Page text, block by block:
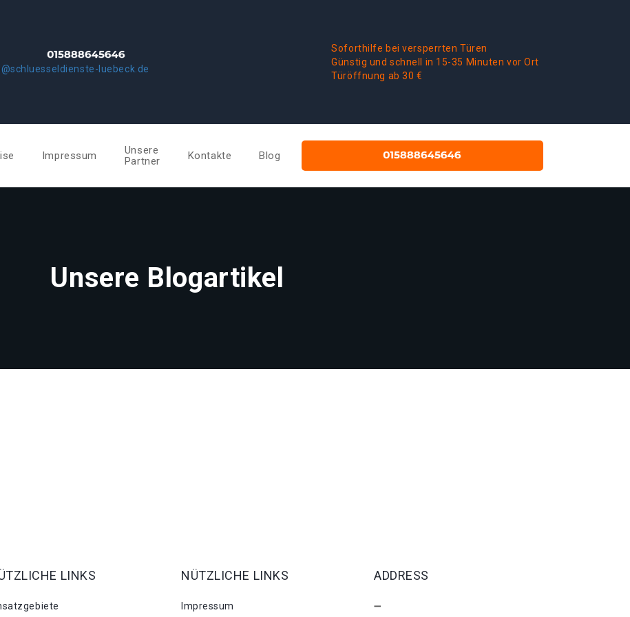
luebeck.de
Soforthilfe bei versperrten Türen
Günstig und schnell in 15-35 Minuten vor Ort
Türöffnung ab 30 €
Impressum
Unsere
Partner
Kontakte Blog
Unsere Blogartikel
LINKS NÜTZLICHE LINKS
Impressum
ADDRESS